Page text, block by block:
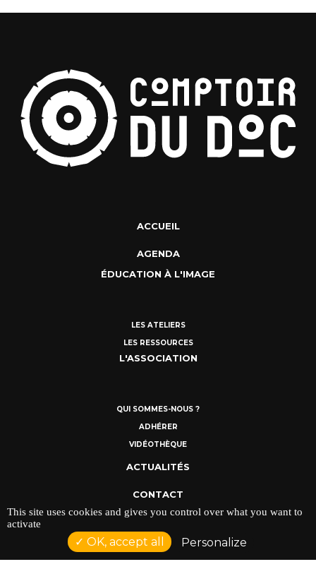
ACCUEIL
AGENDA
ÉDUCATION À L'IMAGE
LES ATELIERS
LES RESSOURCES
L'ASSOCIATION
QUI SOMMES-NOUS ?
ADHÉRER
VIDÉOTHÈQUE
ACTUALITÉS
CONTACT
MENTIONS LÉGALES
POLITIQUE DE CONFIDENTIALITÉ
This site uses cookies and gives you control over what you want to
activate
OK, accept all Personalize